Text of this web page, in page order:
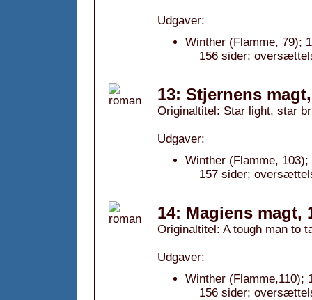
Udgaver:
Winther (Flamme, 79);
156 sider;
13: Stjernens
Originaltitel: Star light, star
Udgaver:
Winther (Flamme, 103);
157 sider;
14: Magiens magt,
Originaltitel: A tough man to
Udgaver:
Winther (Flamme,110);
156 sider;